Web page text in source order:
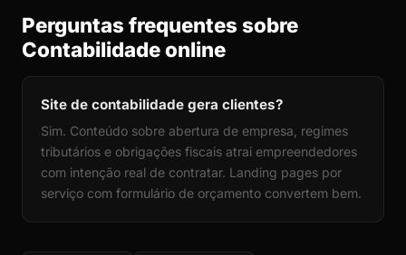
Perguntas frequentes sobre
Contabilidade online
Site de contabilidade gera clientes?
Sim. Conteúdo sobre abertura de empresa, regimes
tributários e obrigações fiscais atrai empreendedores
com intenção real de contratar. Landing pages por
serviço com formulário de orçamento convertem bem.